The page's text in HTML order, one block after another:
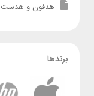
هدفون و هدست
برندها